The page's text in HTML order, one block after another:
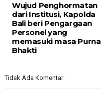
Wujud Penghormatan
dari Institusi, Kapolda
Bali beri Pengargaan
Personel yang
memasuki masa Purna
Bhakti
Tidak Ada Komentar: